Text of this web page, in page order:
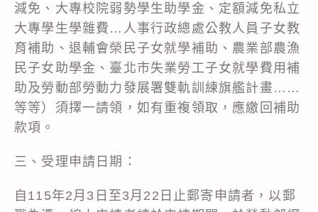
減免、大專校院弱勢學生助學金、定額減免私立
大專學生學雜費…人事行政總處公教人員子女教
育補助、退輔會榮民子女就學補助、農業部農漁
民子女助學金、臺北市失業勞工子女就學費用補
助及勞動部勞動力發展署雙軌訓練旗艦計畫……
等等）須擇一請領，如有重複領取，應繳回補助
款項。
三、受理申請日期：
自115年2月3日至3月22日止郵寄申請者，以郵